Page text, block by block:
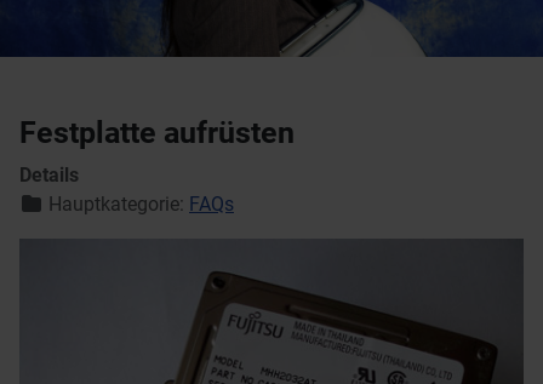
Festplatte aufrüsten
Details
Hauptkategorie: FAQs